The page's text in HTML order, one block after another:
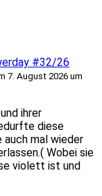
#32/26
7. August 2026 um
ihrer
diese
auch mal wieder
Wobei sie
violett ist und